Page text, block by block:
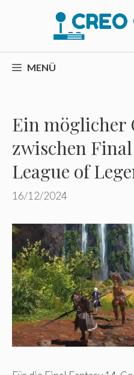
MENÜ
Ein möglicher
zwischen
League of
16/12/2024